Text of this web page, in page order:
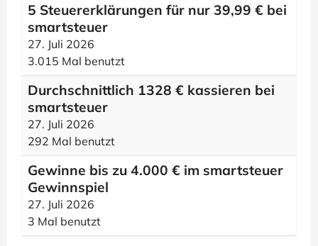
5 Steuererklärungen für nur 39,99 € bei
smartsteuer
27. Juli 2026
3.015 Mal benutzt
Durchschnittlich 1328 € kassieren bei
smartsteuer
27. Juli 2026
292 Mal benutzt
Gewinne bis zu 4.000 € im smartsteuer
Gewinnspiel
27. Juli 2026
3 Mal benutzt